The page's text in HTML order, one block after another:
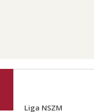
Liga NSZM